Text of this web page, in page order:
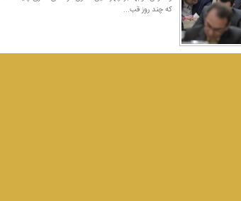
که چند روز قب...